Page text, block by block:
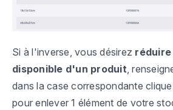
Si à l'inverse, vous désirez
disponible d'un produit,
dans la case correspondante
pour enlever 1 élément de votre